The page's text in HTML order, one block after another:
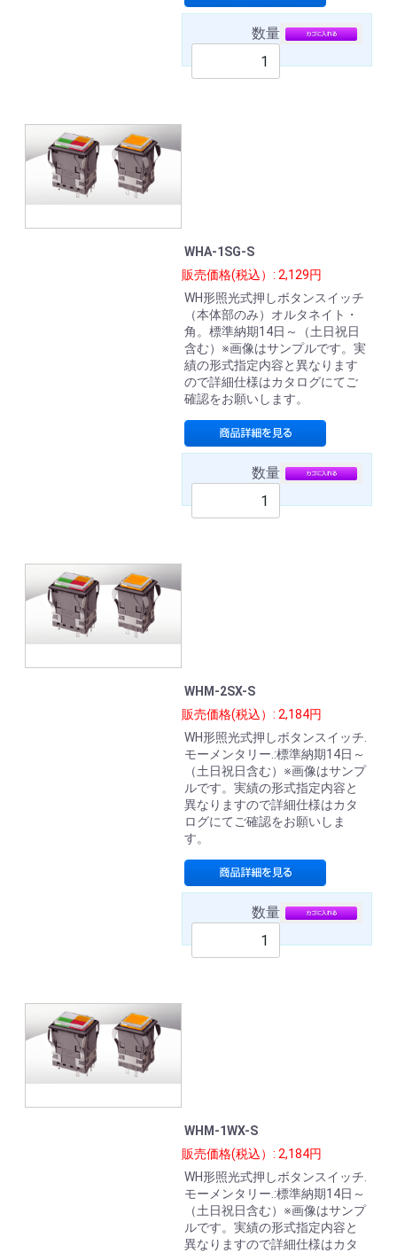
数量
WHA-1SG-S
販売価格(税込）: 2,129円
WH形照光式押しボタンスイッチ
（本体部のみ）オルタネイト・
角。標準納期14日～（土日祝日
含む）※画像はサンプルです。実
績の形式指定内容と異なります
ので詳細仕様はカタログにてご
確認をお願いします。
数量
WHM-2SX-S
販売価格(税込）: 2,184円
WH形照光式押しボタンスイッチ.
モーメンタリー.:標準納期14日～
（土日祝日含む）※画像はサンプ
ルです。実績の形式指定内容と
異なりますので詳細仕様はカタ
ログにてご確認をお願いしま
す。
数量
WHM-1WX-S
販売価格(税込）: 2,184円
WH形照光式押しボタンスイッチ.
モーメンタリー.:標準納期14日～
（土日祝日含む）※画像はサンプ
ルです。実績の形式指定内容と
異なりますので詳細仕様はカタ